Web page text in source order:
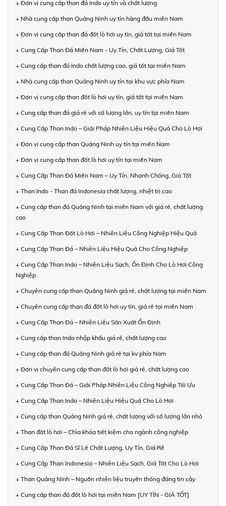
+ Đơn vị cung cấp than đá Indo uy tín và chất lượng
+ Nhà cung cấp than Quảng Ninh uy tín hàng đầu miền Nam
+ Đơn vị cung cấp than đá đốt lò hơi uy tín, giá tốt tại miền Nam
+ Cung Cấp Than Đá Miền Nam - Uy Tín, Chất Lượng, Giá Tốt
+ Cung cấp than đá Indo chất lượng cao, giá tốt tại miền Nam
+ Nhà cung cấp than Quảng Ninh uy tín tại khu vực phía Nam
+ Đơn vị cung cấp than đốt lò hơi uy tín, giá tốt tại miền Nam
+ Cung cấp than đá giá rẻ với số lượng lớn, uy tín tại miền Nam
+ Cung Cấp Than Indo – Giải Pháp Nhiên Liệu Hiệu Quả Cho Lò Hơi
+ Đơn vị cung cấp than Quảng Ninh uy tín tại miền Nam
+ Đơn vị cung cấp than đốt lò hơi uy tín tại miền Nam
+ Cung Cấp Than Đá Miền Nam – Uy Tín, Nhanh Chóng, Giá Tốt
+ Than Indo - Than đá Indonesia chất lượng, nhiệt trị cao
+ Cung cấp than đá Quảng Ninh tại miền Nam với giá rẻ, chất lượng
cao
+ Cung Cấp Than Đốt Lò Hơi – Nhiên Liệu Công Nghiệp Hiệu Quả
+ Cung Cấp Than Đá – Nhiên Liệu Hiệu Quả Cho Công Nghiệp
+ Cung Cấp Than Indo – Nhiên Liệu Sạch, Ổn Định Cho Lò Hơi Công
Nghiệp
+ Chuyên cung cấp than Quảng Ninh giá rẻ, chất lượng tại miền Nam
+ Chuyên cung cấp than đá đốt lò hơi uy tín, giá rẻ tại miền Nam
+ Cung Cấp Than Đá – Nhiên Liệu Sản Xuất Ổn Định
+ Cung cấp than Indo nhập khẩu giá rẻ, chất lượng cao
+ Cung cấp than đá Quảng Ninh giá rẻ tại kv phía Nam
+ Đơn vị chuyên cung cấp than đốt lò hơi giá rẻ, chất lượng cao
+ Cung Cấp Than Đá – Giải Pháp Nhiên Liệu Công Nghiệp Tối Ưu
+ Cung Cấp Than Indo – Nhiên Liệu Hiệu Quả Cho Lò Hơi
+ Cung cấp than Quảng Ninh giá rẻ, chất lượng với số lượng lớn nhỏ
+ Than đốt lò hơi – Chìa khóa tiết kiệm cho ngành công nghiệp
+ Cung Cấp Than Đá Sỉ Lẻ Chất Lượng, Uy Tín, Giá Rẻ
+ Cung Cấp Than Indonesia – Nhiên Liệu Sạch, Giá Tốt Cho Lò Hơi
+ Than Quảng Ninh – Nguồn nhiên liệu truyền thống đáng tin cậy
+ Cung cấp than đá đốt lò hơi tại miền Nam [UY TÍN - GIÁ TỐT]